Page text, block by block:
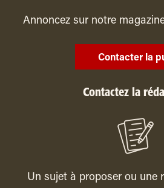
Annoncez sur notre
Contacter la
Contactez la
Un sujet à proposer ou une